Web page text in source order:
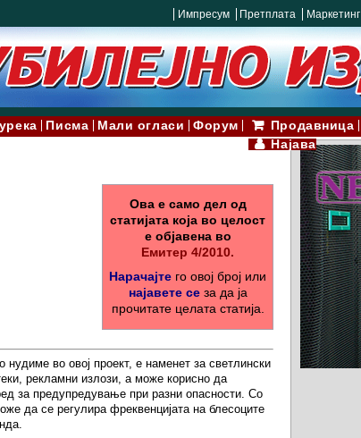
Импресум Претплата Маркетинг
Писма Мали огласи Форум Продавница
Најава
Ова е само дел од
статијата која во целост
е објавена во
Емитер 4/2010.
Нарачајте го овој број или
најавете сеза да ја
прочитате целата статија.
нудиме во овој проект, е наменет за светлински
рекламни излози, а може корисно да
за предупредување при разни опасности. Со
да се регулира фреквенцијата на блесоците